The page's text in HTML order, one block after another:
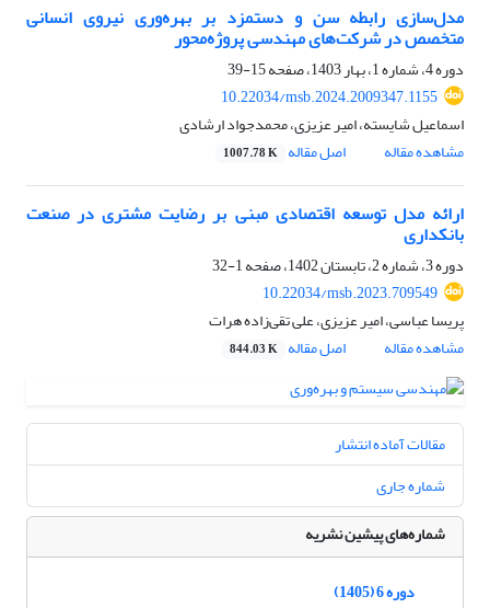
مدل‌سازی رابطه سن و دستمزد بر بهره‌وری نیروی انسانی
متخصص در شرکت‌های مهندسی پروژه‌محور
دوره 4، شماره 1، بهار 1403، صفحه
15-39
10.22034/msb.2024.2009347.1155
اسماعیل شایسته، امیر عزیزی، محمدجواد ارشادی
مشاهده مقاله
اصل مقاله 1007.78 K
ارائه مدل توسعه اقتصادی مبنی بر رضایت مشتری در صنعت
بانکداری
دوره 3، شماره 2، تابستان 1402، صفحه
1-32
10.22034/msb.2023.709549
پریسا عباسی، امیر عزیزی، علی تقی‌زاده هرات
مشاهده مقاله
اصل مقاله 844.03 K
مقالات آماده انتشار
شماره جاری
شماره‌های پیشین نشریه
دوره 6 (1405)